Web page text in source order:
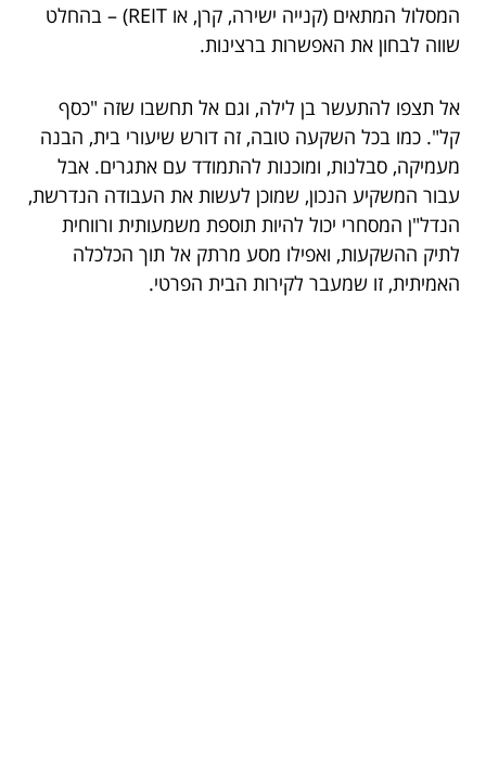
המסלול המתאים (קנייה ישירה, קרן, או REIT) – בהחלט
שווה לבחון את האפשרות ברצינות.
אל תצפו להתעשר בן לילה, וגם אל תחשבו שזה "כסף
קל". כמו בכל השקעה טובה, זה דורש שיעורי בית, הבנה
מעמיקה, סבלנות, ומוכנות להתמודד עם אתגרים. אבל
עבור המשקיע הנכון, שמוכן לעשות את העבודה הנדרשת,
הנדל"ן המסחרי יכול להיות תוספת משמעותית ורווחית
לתיק ההשקעות, ואפילו מסע מרתק אל תוך הכלכלה
האמיתית, זו שמעבר לקירות הבית הפרטי.